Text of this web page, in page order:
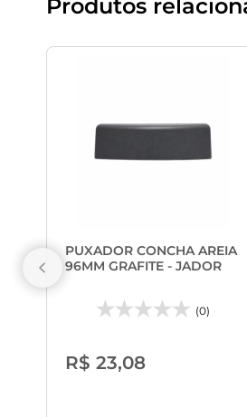
Produtos
PUXADOR CONCHA AREIA
96MM GRAFITE - JADOR
(0)
R$ 23,08